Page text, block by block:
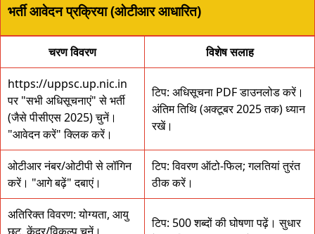
भर्ती आवेदन प्रक्रिया (ओटीआर आधारित)
चरण विवरण विशेष सलाह
https://uppsc.up.nic.in
पर "सभी अधिसूचनाएं" से भर्ती
(जैसे पीसीएस 2025) चुनें।
"आवेदन करें" क्लिक करें।
टिप: अधिसूचना PDF डाउनलोड करें।
अंतिम तिथि (अक्टूबर 2025 तक) ध्यान
रखें।
ओटीआर नंबर/ओटीपी से लॉगिन
करें। "आगे बढ़ें" दबाएं।
टिप: विवरण ऑटो-फिल; गलतियां तुरंत
ठीक करें।
अतिरिक्त विवरण: योग्यता, आयु
टिप: 500 शब्दों की घोषणा पढ़ें। सुधार